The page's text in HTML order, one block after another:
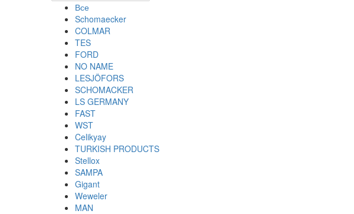
Все
Schomaecker
COLMAR
TES
FORD
NO NAME
LESJÖFORS
SCHOMACKER
LS GERMANY
FAST
WST
Celikyay
TURKISH PRODUCTS
Stellox
SAMPA
Gigant
Weweler
MAN